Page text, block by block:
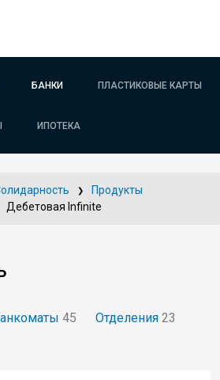
БАНКИ ПЛАСТИКОВЫЕ КАРТЫ
ИПОТЕКА
Продукты
Дебетовая Infinite
45 Отделения 23